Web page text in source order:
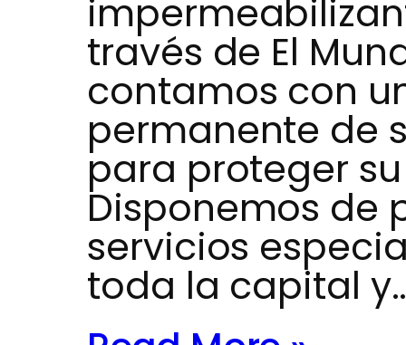
través de El
contamos con
permanente de
para proteger
Disponemos de
servicios
toda la capital